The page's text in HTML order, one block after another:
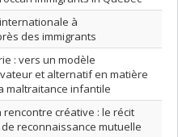
à
des immigrants
: vers un modèle
et alternatif en matière
maltraitance infantile
rencontre créative : le récit
reconnaissance mutuelle